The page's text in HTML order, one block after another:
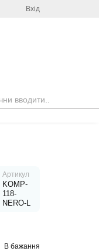
Вхід
Артикул
KOMP-
118-
NERO-L
В бажання